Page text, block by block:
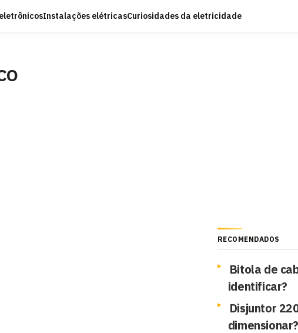
Instalações elétricasCuriosidades da eletricidade
RECOMENDADOS
Bitola de
identificar?
Disjuntor
dimensionar?